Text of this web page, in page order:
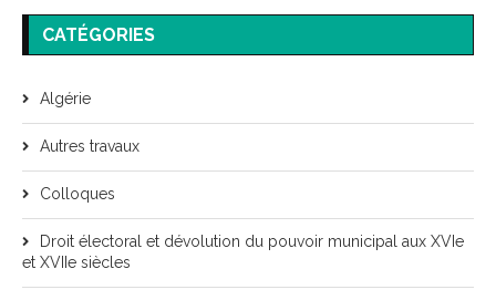
CATÉGORIES
Algérie
Autres travaux
Colloques
Droit électoral et dévolution du pouvoir municipal aux XVIe
et XVIIe siècles